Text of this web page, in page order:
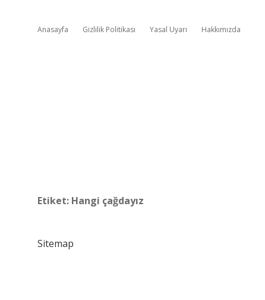
Anasayfa Gizlilik Politikası Yasal Uyarı Hakkımızda
Etiket: Hangi çağdayız
Sitemap